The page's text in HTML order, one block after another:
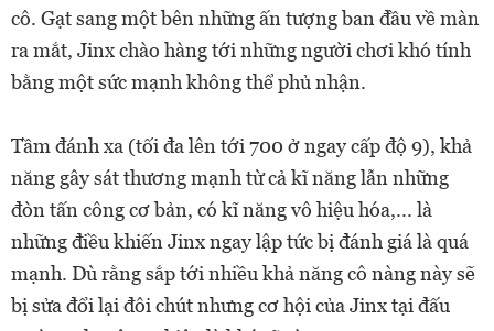
cô. Gạt sang một bên những ấn tượng ban đầu về màn
ra mắt, Jinx chào hàng tới những người chơi khó tính
bằng một sức mạnh không thể phủ nhận.
Tầm đánh xa (tối đa lên tới 700 ở ngay cấp độ 9), khả
năng gây sát thương mạnh từ cả kĩ năng lẫn những
đòn tấn công cơ bản, có kĩ năng vô hiệu hóa,... là
những điều khiến Jinx ngay lập tức bị đánh giá là quá
mạnh. Dù rằng sắp tới nhiều khả năng cô nàng này sẽ
bị sửa đổi lại đôi chút nhưng cơ hội của Jinx tại đấu